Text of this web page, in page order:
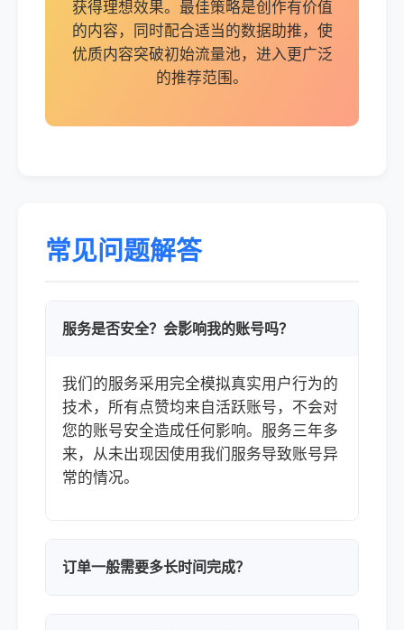
获得理想效果。最佳策略是创作有价值
的内容，同时配合适当的数据助推，使
优质内容突破初始流量池，进入更广泛
的推荐范围。
常见问题解答
服务是否安全？会影响我的账号吗？
我们的服务采用完全模拟真实用户行为的
技术，所有点赞均来自活跃账号，不会对
您的账号安全造成任何影响。服务三年多
来，从未出现因使用我们服务导致账号异
常的情况。
订单一般需要多长时间完成？